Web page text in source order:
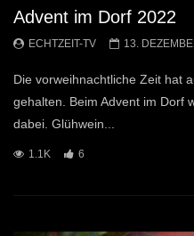
Advent im Dorf 2022
ECHTZEIT-TV 13.
Die vorweihnachtliche Zeit hat
gehalten. Beim Advent im Dorf
dabei. Glühwein...
1.1K 6